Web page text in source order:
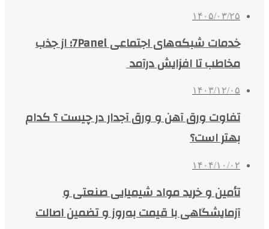
۱۴۰۵/۰۳/۲۵
خدمات شبکه‌های اجتماعی 7Panel؛ از جذب
مخاطب تا افزایش درآمد
۱۴۰۳/۱۲/۰۵
تفاوت ورق آهن و ورق آجدار در چیست ؟ کدام
بهتر است؟
۱۴۰۴/۱۰/۰۲
تأمین و خرید مواد شیمیایی صنعتی و
آزمایشگاهی با قیمت به‌روز و تضمین اصالت